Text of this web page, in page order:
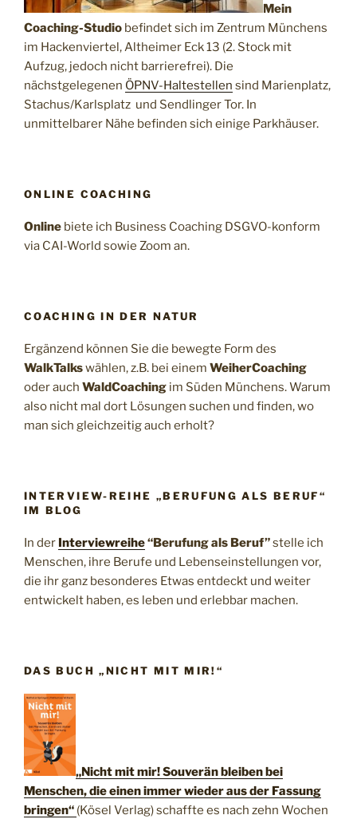
Mein
Coaching-Studio befindet sich im Zentrum Münchens
im Hackenviertel, Altheimer Eck 13 (2. Stock mit
Aufzug, jedoch nicht barrierefrei). Die
nächstgelegenen ÖPNV-Haltestellen sind Marienplatz,
Stachus/Karlsplatz und Sendlinger Tor. In
unmittelbarer Nähe befinden sich einige Parkhäuser.
ONLINE COACHING
Online biete ich Business Coaching DSGVO-konform
via CAI-World sowie Zoom an.
COACHING IN DER NATUR
Ergänzend können Sie die bewegte Form des
WalkTalkswählen, z.B. bei einem WeiherCoaching
oder auch WaldCoaching im Süden Münchens. Warum
also nicht mal dort Lösungen suchen und finden, wo
man sich gleichzeitig auch erholt?
INTERVIEW-REIHE „BERUFUNG ALS BERUF“
IM BLOG
In der Interviewreihe“Berufung als Beruf”stelle ich
Menschen, ihre Berufe und Lebenseinstellungen vor,
die ihr ganz besonderes Etwas entdeckt und weiter
entwickelt haben, es leben und erlebbar machen.
DAS BUCH „NICHT MIT MIR!“
„Nicht mit mir! Souverän bleiben bei
Menschen, die einen immer wieder aus der Fassung
bringen“ (Kösel Verlag) schaffte es nach zehn Wochen